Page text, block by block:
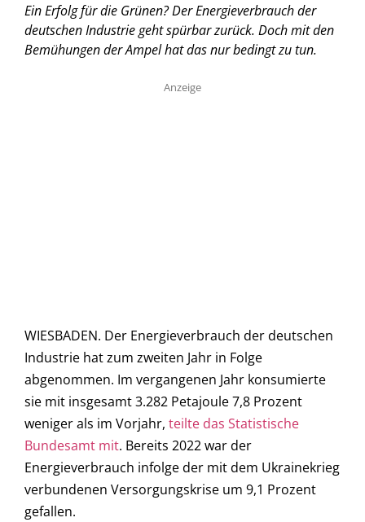
Ein Erfolg für die Grünen? Der Energieverbrauch der
deutschen Industrie geht spürbar zurück. Doch mit den
Bemühungen der Ampel hat das nur bedingt zu tun.
Anzeige
WIESBADEN. Der Energieverbrauch der deutschen
Industrie hat zum zweiten Jahr in Folge
abgenommen. Im vergangenen Jahr konsumierte
sie mit insgesamt 3.282 Petajoule 7,8 Prozent
weniger als im Vorjahr, teilte das Statistische
Bundesamt mit. Bereits 2022 war der
Energieverbrauch infolge der mit dem Ukrainekrieg
verbundenen Versorgungskrise um 9,1 Prozent
gefallen.